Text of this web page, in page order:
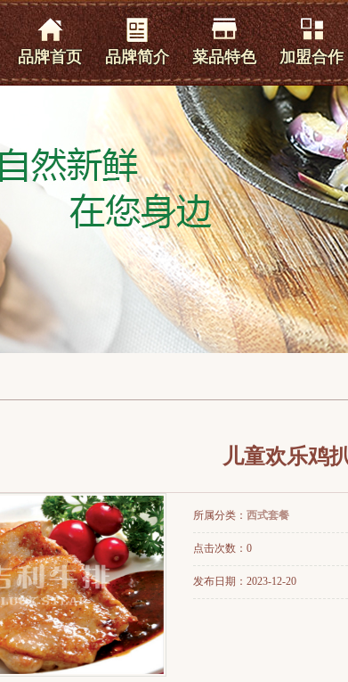
品牌首页 品牌简介
菜品特色
西式套餐
披萨
甜品
寿司
小吃
饮品
雪花冰
咖啡
缤纷自助
加盟合作
儿童欢乐鸡
所属分类： 西式套餐
点击次数： 0
发布日期： 2023-12-20